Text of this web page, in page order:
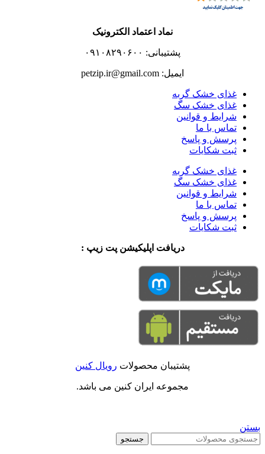
نماد اعتماد الکترونیک
پشتیبانی: ۰۹۱۰۸۲۹۰۶۰۰
ایمیل: petzip.ir@gmail.com
غذای خشک گربه
غذای خشک سگ
شرایط و قوانین
تماس با ما
پرسش و پاسخ
ثبت شکایات
غذای خشک گربه
غذای خشک سگ
شرایط و قوانین
تماس با ما
پرسش و پاسخ
ثبت شکایات
دریافت اپلیکیشن پت زیپ :
پشتیبان محصولات رویال کنین
مجموعه ایران کنین می باشد.
بستن
جستجو